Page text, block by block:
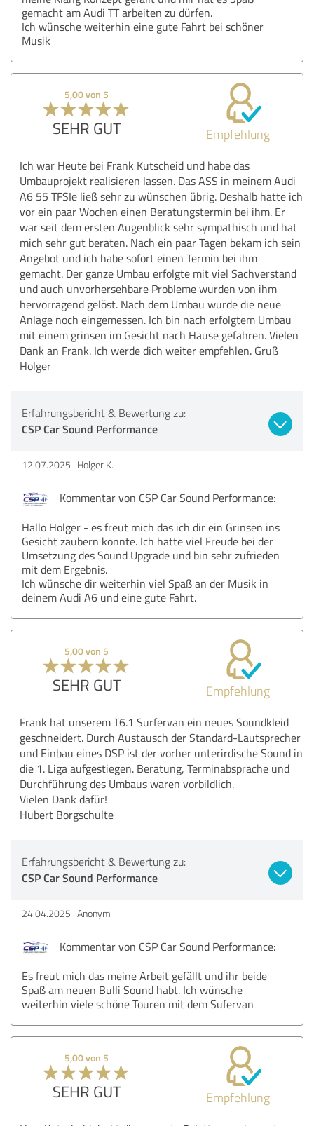
gemacht am Audi TT arbeiten zu dürfen.
Ich wünsche weiterhin eine gute Fahrt bei schöner
Musik
5,00 von 5
SEHR GUT Empfehlung
Ich war Heute bei Frank Kutscheid und habe das
Umbauprojekt realisieren lassen. Das ASS in meinem Audi
A6 55 TFSIe ließ sehr zu wünschen übrig. Deshalb hatte ich
vor ein paar Wochen einen Beratungstermin bei ihm. Er
war seit dem ersten Augenblick sehr sympathisch und hat
mich sehr gut beraten. Nach ein paar Tagen bekam ich sein
Angebot und ich habe sofort einen Termin bei ihm
gemacht. Der ganze Umbau erfolgte mit viel Sachverstand
und auch unvorhersehbare Probleme wurden von ihm
hervorragend gelöst. Nach dem Umbau wurde die neue
Anlage noch eingemessen. Ich bin nach erfolgtem Umbau
mit einem grinsen im Gesicht nach Hause gefahren. Vielen
Dank an Frank. Ich werde dich weiter empfehlen. Gruß
Holger
Erfahrungsbericht & Bewertung zu:
CSP Car Sound Performance
12.07.2025 Holger K.
Kommentar von CSP Car Sound Performance:
Hallo Holger - es freut mich das ich dir ein Grinsen ins
Gesicht zaubern konnte. Ich hatte viel Freude bei der
Umsetzung des Sound Upgrade und bin sehr zufrieden
mit dem Ergebnis.
Ich wünsche dir weiterhin viel Spaß an der Musik in
deinem Audi A6 und eine gute Fahrt.
5,00 von 5
SEHR GUT Empfehlung
Frank hat unserem T6.1 Surfervan ein neues Soundkleid
geschneidert. Durch Austausch der Standard-Lautsprecher
und Einbau eines DSP ist der vorher unterirdische Sound in
die 1. Liga aufgestiegen. Beratung, Terminabsprache und
Durchführung des Umbaus waren vorbildlich.
Vielen Dank dafür!
Hubert Borgschulte
Erfahrungsbericht & Bewertung zu:
CSP Car Sound Performance
24.04.2025 Anonym
Kommentar von CSP Car Sound Performance:
Es freut mich das meine Arbeit gefällt und ihr beide
Spaß am neuen Bulli Sound habt. Ich wünsche
weiterhin viele schöne Touren mit dem Sufervan
5,00 von 5
SEHR GUT Empfehlung